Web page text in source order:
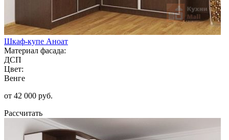
Шкаф-купе Аноат
Материал фасада:
ДСП
Цвет:
Венге
от 42 000 руб.
Рассчитать